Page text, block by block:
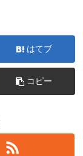
はてブ
コピー